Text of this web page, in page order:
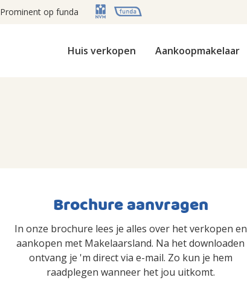
Prominent op funda
Huis verkopen Aankoopmakelaar
Brochure aanvragen
In onze brochure lees je alles over het verkopen en
aankopen met Makelaarsland. Na het downloaden
ontvang je 'm direct via e-mail. Zo kun je hem
raadplegen wanneer het jou uitkomt.